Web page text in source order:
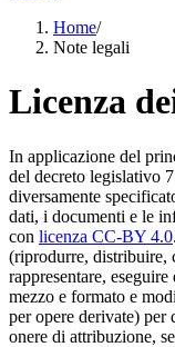
Home/
Note legali
Licenza
In applicazione del
del decreto legislativo
diversamente
dati, i documenti e le
con licenza CC-BY 4.0
(riprodurre, distribuire,
rappresentare,
mezzo e formato e
per opere derivate) per
onere di attribuzione,